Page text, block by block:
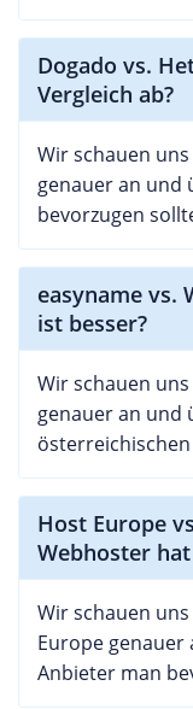
Dogado vs.
Vergleich ab?
Wir schauen
genauer an und
bevorzugen
easyname vs.
ist besser?
Wir schauen
genauer an und
Host Europe
Webhoster
Wir schauen
Europe genauer
Anbieter man